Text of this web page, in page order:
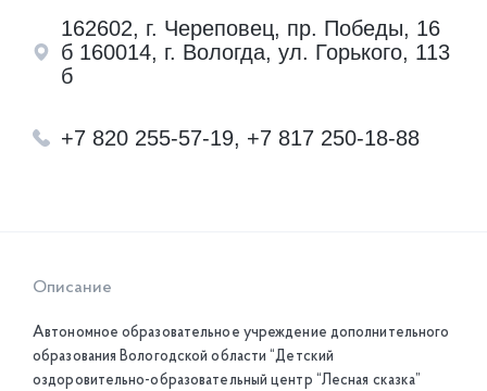
162602, г. Череповец, пр. Победы, 16
б 160014, г. Вологда, ул. Горького, 113
б
+7 820 255-57-19, +7 817 250-18-88
Описание
Автономное образовательное учреждение дополнительного
образования Вологодской области “Детский
оздоровительно-образовательный центр “Лесная сказка”